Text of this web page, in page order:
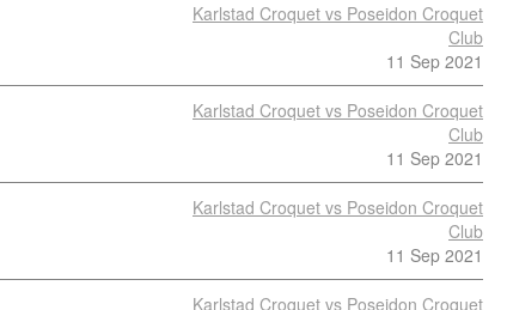
Karlstad Croquet vs Poseidon Croquet
Club
11 Sep 2021
Karlstad Croquet vs Poseidon Croquet
Club
11 Sep 2021
Karlstad Croquet vs Poseidon Croquet
Club
11 Sep 2021
Karlstad Croquet vs Poseidon Croquet